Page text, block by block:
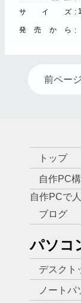
サイズ
発売から
前ペー
トップ
自作PC
自作PCで
ブログ
パソコ
デスクト
ノートパ